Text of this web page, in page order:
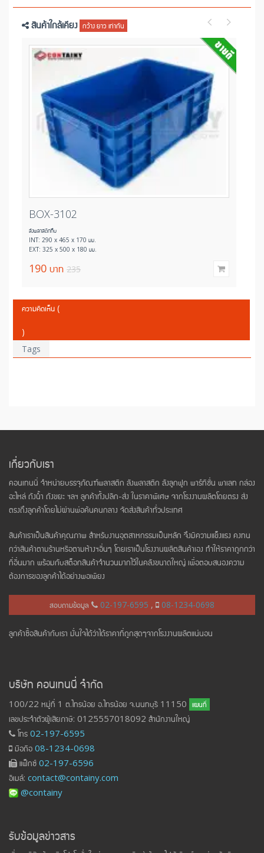
สินค้าใกล้เคียง กว้าง ยาว เท่ากัน
BOX-3102
ลังพลาสติกทึบ
INT: 290 x 465 x 170 มม.
EXT: 325 x 500 x 180 มม.
190 บาท 235
ความคิดเห็น (
)
Tags
เกี่ยวกับเรา
คอนเทนนี่ จำหน่ายบรรจุภัณฑ์พลาสติก ลังพลาสติก ลังลูกฟูก พาร์ทิชั่น พาเลท กล่อง
อะไหล่ ถังน้ำ ถังขยะ ฯลฯ ลูกค้าทั้งปลีก-ส่ง ในราคาพิเศษ จากโรงงานผลิตโดยตรง ส่ง
ตรงถึงลูกค้าโดยไม่ผ่านพ่อค้นคนกลาง จัดส่งสินค้าทั่วประเทศ
สินค้าเราเป็นสินค้าคุณภาพ สำหรับงานอุตสาหกรรมเป็นหลัก จึงมีความแข็งแรง คงทน
กว่าสินค้าตามร้านหรือตามห้างฯอื่นๆ โดยเราเป็นโรงงานผลิตสินค้าเอง ทำให้ราคาถูกกว่า
ที่อื่นมาก พร้อมกับสต็อกสินค้าจำนวนมากไว้ในคลังขนาดใหญ่ เพื่อตอบสนองความ
ต้องการของลูกค้าได้อย่างพอเพียง
สอบถามข้อมูล 02-197-6595 , 08-1234-0698
ลูกค้าซื้อสินค้ากับเรา มั่นใจได้ว่าได้ราคาที่ถูกสุดๆจากโรงงานผลิตแน่นอน
บริษัท คอนเทนนี่ จำกัด
100/22 หมู่ที่ 1 ต.ไทรน้อย อ.ไทรน้อย จ.นนทบุรี 11150 แผนที่
เลขประจำตัวผู้เสียภาษี: 0125557018092 สำนักงานใหญ่
โทร 02-197-6595
มือถือ 08-1234-0698
แฟ็กซ์ 02-197-6596
อีเมล์: contact@containy.com
@containy
รับข้อมูลข่าวสาร